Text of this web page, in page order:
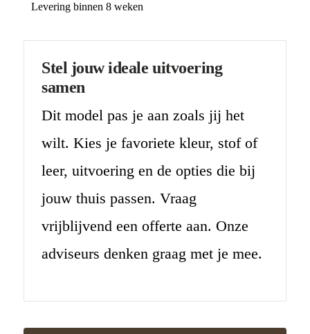
Levering binnen 8 weken
Stel jouw ideale uitvoering
samen
Dit model pas je aan zoals jij het
wilt. Kies je favoriete kleur, stof of
leer, uitvoering en de opties die bij
jouw thuis passen. Vraag
vrijblijvend een offerte aan. Onze
adviseurs denken graag met je mee.